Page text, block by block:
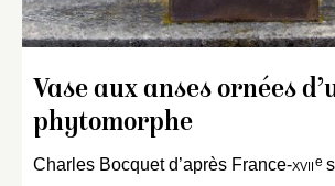
Vase aux anses ornées
phytomorphe
Charles Bocquet d’après France-xviie